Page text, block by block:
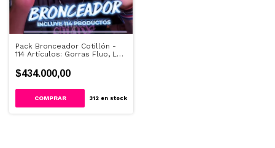
Pack Bronceador Cotillón -
114 Artículos: Gorras Fluo, LED
$434.000,00
312en stock